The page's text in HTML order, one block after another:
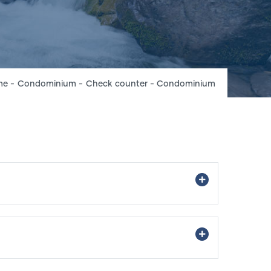
- Condominium - Check counter - Condominium